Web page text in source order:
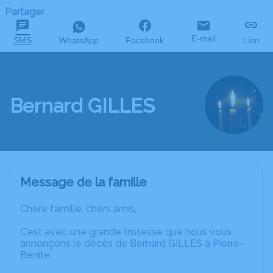
Partager
SMS WhatsApp Facebook E-mail Lien
Bernard GILLES
Message de la famille
Chère famille, chers amis,
C’est avec une grande tristesse que nous vous
annonçons le décès de Bernard GILLES à Pierre-
Bénite.